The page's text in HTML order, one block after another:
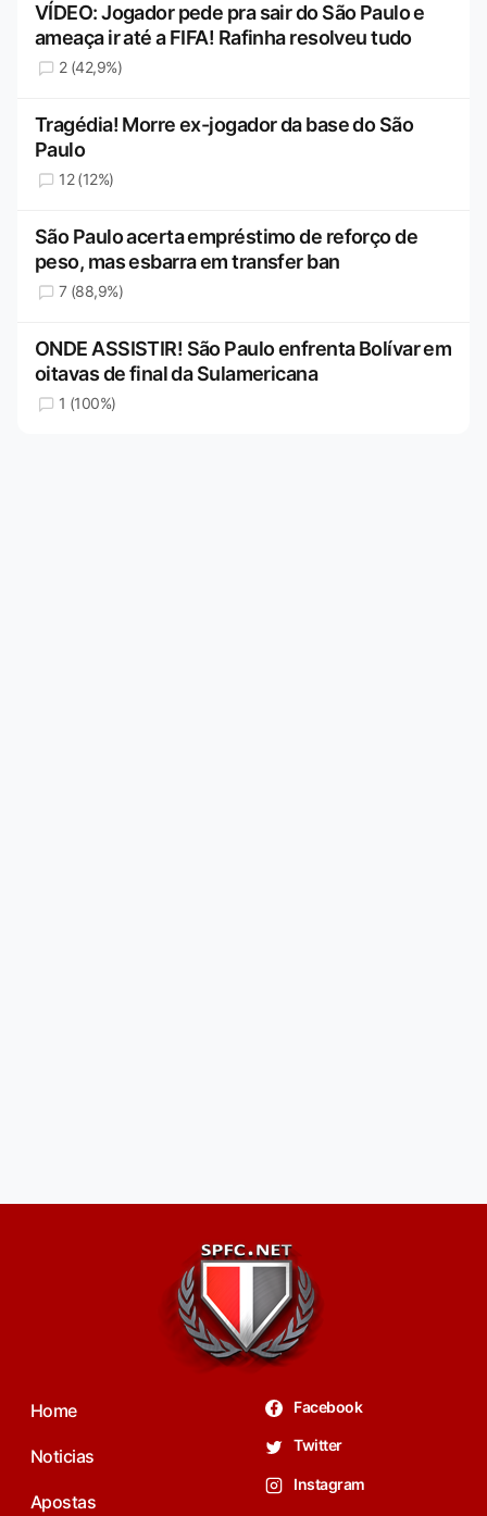
VÍDEO: Jogador pede pra sair do São Paulo e
ameaça ir até a FIFA! Rafinha resolveu tudo
2 (42,9%)
Tragédia! Morre ex-jogador da base do São
Paulo
12 (12%)
São Paulo acerta empréstimo de reforço de
peso, mas esbarra em transfer ban
7 (88,9%)
ONDE ASSISTIR! São Paulo enfrenta Bolívar em
oitavas de final da Sulamericana
1 (100%)
Home
Noticias
Apostas
Facebook
Twitter
Instagram